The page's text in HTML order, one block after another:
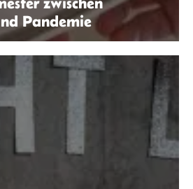
Pandemie